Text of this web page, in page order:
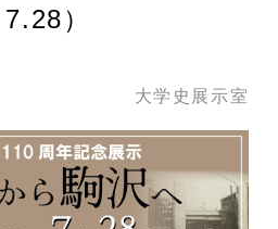
）
大学史展示室